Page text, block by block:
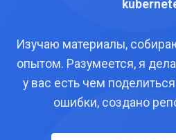
Изучаю материалы,
опытом. Разумеется, я
у вас есть чем
ошибки, создано